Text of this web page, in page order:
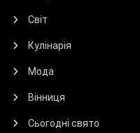
Світ
Кулінарія
Мода
Вінниця
Сьогодні свято